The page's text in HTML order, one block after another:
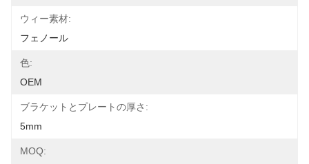
ウィー素材:
フェノール
色:
OEM
ブラケットとプレートの厚さ:
5mm
MOQ: